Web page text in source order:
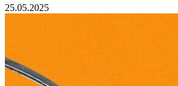
25.05.2025